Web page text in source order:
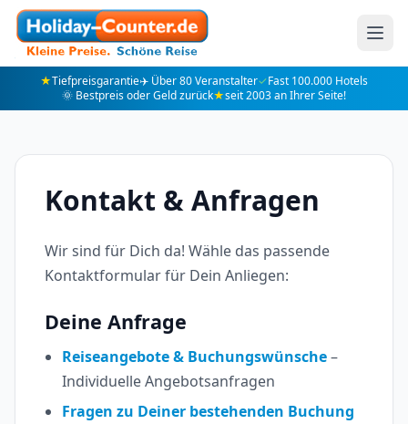
★Tiefpreisgarantie✈️ Über 80 Veranstalter✓Fast 100.000 Hotels
🌞 Bestpreis oder Geld zurück★seit 2003 an Ihrer Seite!
Kontakt & Anfragen
Wir sind für Dich da! Wähle das passende
Kontaktformular für Dein Anliegen:
Deine Anfrage
Reiseangebote & Buchungswünsche–
Individuelle Angebotsanfragen
Fragen zu Deiner bestehenden Buchung